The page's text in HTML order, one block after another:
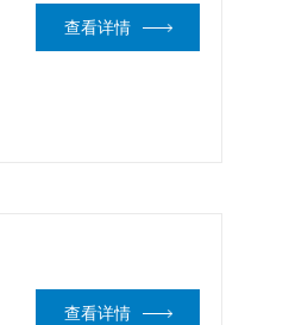
查看详情
查看详情